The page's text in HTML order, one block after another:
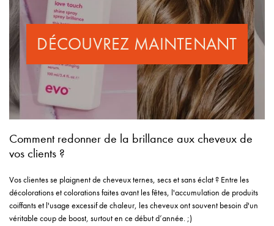
DÉCOUVREZ MAINTENANT
Comment redonner de la brillance aux cheveux de
vos clients ?
Vos clientes se plaignent de cheveux ternes, secs et sans éclat ? Entre les
décolorations et colorations faites avant les fêtes, l'accumulation de produits
coiffants et l'usage excessif de chaleur, les cheveux ont souvent besoin d'un
véritable coup de boost, surtout en ce début d’année. ;)